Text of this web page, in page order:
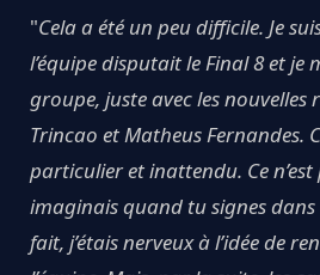
"Cela a été un peu difficile. Je
l’équipe disputait le Final 8 et je
groupe, juste avec les nouvelles
Trincao et Matheus Fernandes.
particulier et inattendu. Ce n’est
imaginais quand tu signes
fait, j’étais nerveux à l’idée de